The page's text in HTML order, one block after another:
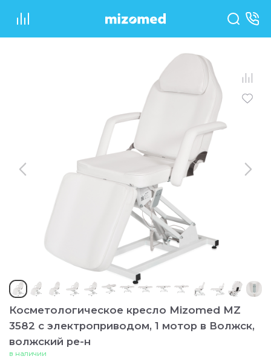
Косметологическое кресло Mizomed MZ
3582 с электроприводом, 1 мотор в Волжск,
волжский ре-н
в наличии